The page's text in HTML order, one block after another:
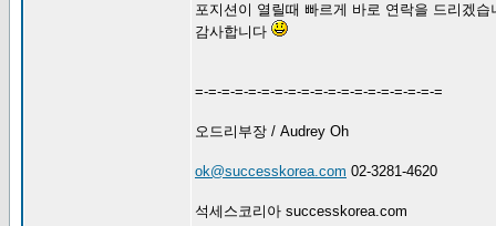
포지션이 열릴때 빠르게 바로 연락을 드리겠
감사합니다
=-=-=-=-=-=-=-=-=-=-=-=-=-=-=-=-=-=-=
오드리부장 / Audrey Oh
ok@successkorea.com 02-3281-4620
석세스코리아 successkorea.com